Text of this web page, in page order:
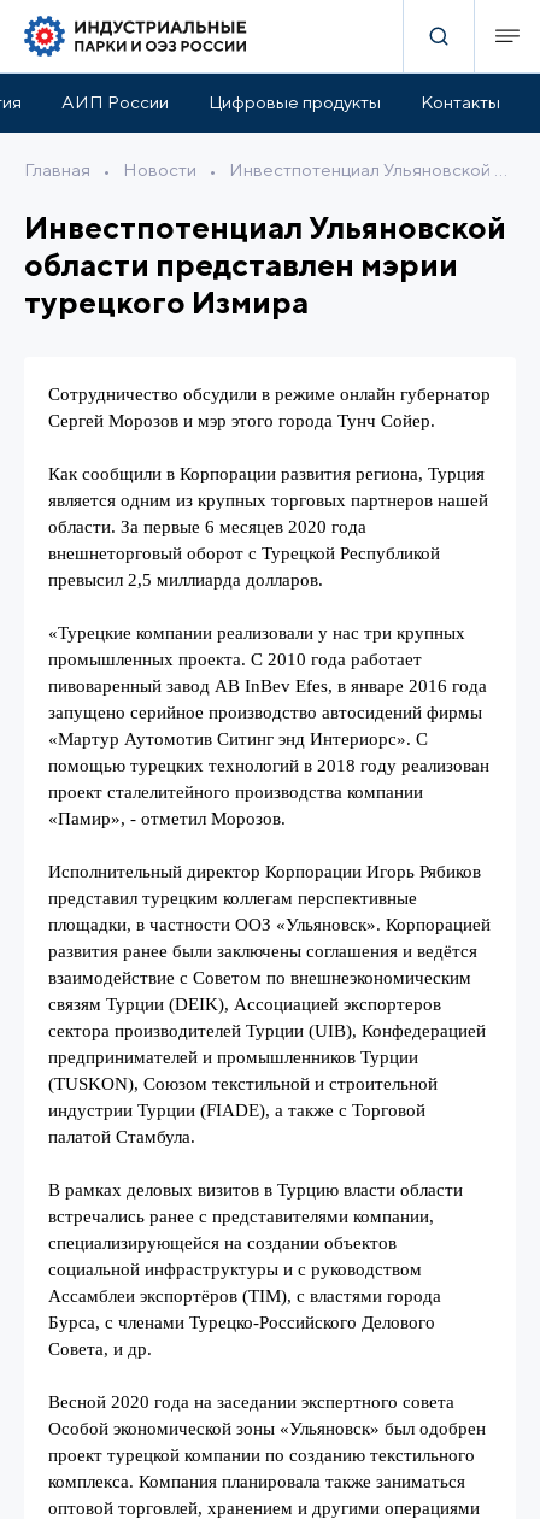
АИП России Цифровые продукты Контакты
Главная • Новости •
Инвестпотенциал Ульяновской
области представлен мэрии
турецкого Измира
Сотрудничество обсудили в режиме онлайн губернатор
Сергей Морозов и мэр этого города Тунч Сойер.
Как сообщили в Корпорации развития региона, Турция
является одним из крупных торговых партнеров нашей
области. За первые 6 месяцев 2020 года
внешнеторговый оборот с Турецкой Республикой
превысил 2,5 миллиарда долларов.
«Турецкие компании реализовали у нас три крупных
промышленных проекта. С 2010 года работает
пивоваренный завод AB InBev Efes, в январе 2016 года
запущено серийное производство автосидений фирмы
«Мартур Аутомотив Ситинг энд Интериорс». С
помощью турецких технологий в 2018 году реализован
проект сталелитейного производства компании
«Памир», - отметил Морозов.
Исполнительный директор Корпорации Игорь Рябиков
представил турецким коллегам перспективные
площадки, в частности ООЗ «Ульяновск». Корпорацией
развития ранее были заключены соглашения и ведётся
взаимодействие с Советом по внешнеэкономическим
связям Турции (DEIK), Ассоциацией экспортеров
сектора производителей Турции (UIB), Конфедерацией
предпринимателей и промышленников Турции
(TUSKON), Союзом текстильной и строительной
индустрии Турции (FIADE), а также с Торговой
палатой Стамбула.
В рамках деловых визитов в Турцию власти области
встречались ранее с представителями компании,
специализирующейся на создании объектов
социальной инфраструктуры и с руководством
Ассамблеи экспортёров (TIM), с властями города
Бурса, с членами Турецко-Российского Делового
Совета, и др.
Весной 2020 года на заседании экспертного совета
Особой экономической зоны «Ульяновск» был одобрен
проект турецкой компании по созданию текстильного
комплекса. Компания планировала также заниматься
оптовой торговлей, хранением и другими операциями